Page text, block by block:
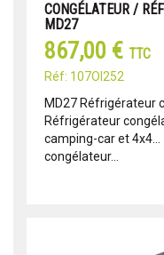
CONGÉLATEUR /
MD27
867,00 € TTC
Réf: 107OI252
MD27 Réfrigérateur
Réfrigérateur
camping-car et
congélateur...